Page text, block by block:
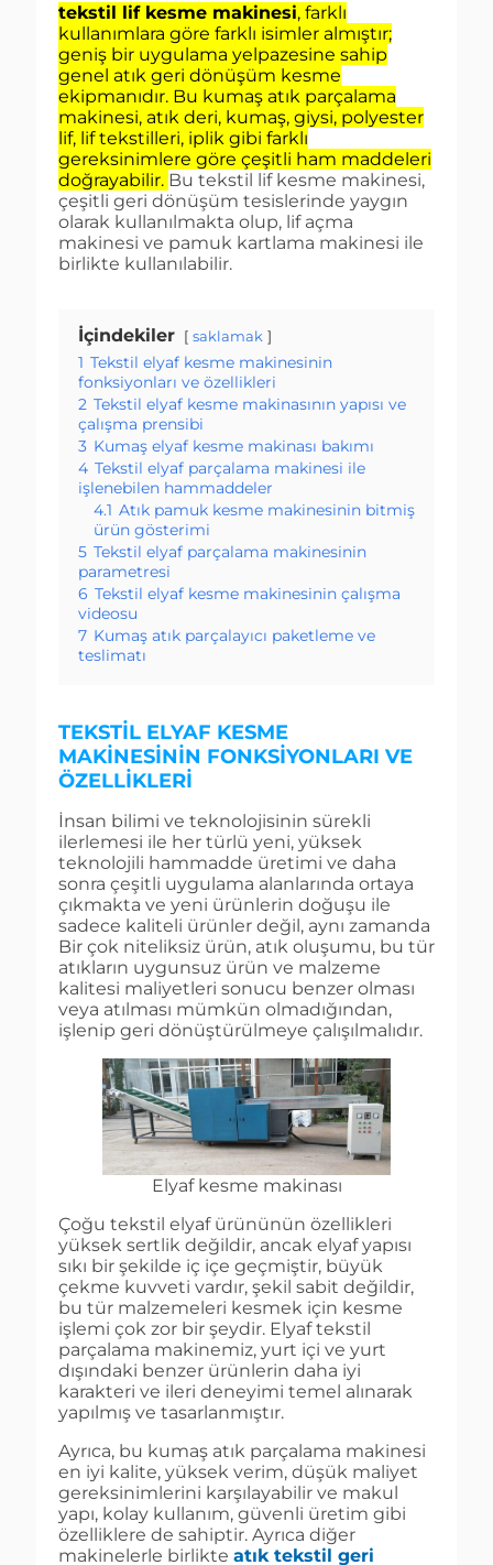
tekstil lif kesme makinesi, farklı
kullanımlara göre farklı isimler almıştır;
geniş bir uygulama yelpazesine sahip
genel atık geri dönüşüm kesme
ekipmanıdır. Bu kumaş atık parçalama
makinesi, atık deri, kumaş, giysi, polyester
lif, lif tekstilleri, iplik gibi farklı
gereksinimlere göre çeşitli ham maddeleri
doğrayabilir. Bu tekstil lif kesme makinesi,
çeşitli geri dönüşüm tesislerinde yaygın
olarak kullanılmakta olup, lif açma
makinesi ve pamuk kartlama makinesi ile
birlikte kullanılabilir.
İçindekiler saklamak
1 Tekstil elyaf kesme makinesinin
fonksiyonları ve özellikleri
2 Tekstil elyaf kesme makinasının yapısı ve
çalışma prensibi
3 Kumaş elyaf kesme makinası bakımı
4 Tekstil elyaf parçalama makinesi ile
işlenebilen hammaddeler
4.1 Atık pamuk kesme makinesinin bitmiş
ürün gösterimi
5 Tekstil elyaf parçalama makinesinin
parametresi
6 Tekstil elyaf kesme makinesinin çalışma
videosu
7 Kumaş atık parçalayıcı paketleme ve
teslimatı
TEKSTIL ELYAF KESME
MAKINESININ FONKSIYONLARI VE
ÖZELLIKLERI
İnsan bilimi ve teknolojisinin sürekli
ilerlemesi ile her türlü yeni, yüksek
teknolojili hammadde üretimi ve daha
sonra çeşitli uygulama alanlarında ortaya
çıkmakta ve yeni ürünlerin doğuşu ile
sadece kaliteli ürünler değil, aynı zamanda
Bir çok niteliksiz ürün, atık oluşumu, bu tür
atıkların uygunsuz ürün ve malzeme
kalitesi maliyetleri sonucu benzer olması
veya atılması mümkün olmadığından,
işlenip geri dönüştürülmeye çalışılmalıdır.
Elyaf kesme makinası
Çoğu tekstil elyaf ürününün özellikleri
yüksek sertlik değildir, ancak elyaf yapısı
sıkı bir şekilde iç içe geçmiştir, büyük
çekme kuvveti vardır, şekil sabit değildir,
bu tür malzemeleri kesmek için kesme
işlemi çok zor bir şeydir. Elyaf tekstil
parçalama makinemiz, yurt içi ve yurt
dışındaki benzer ürünlerin daha iyi
karakteri ve ileri deneyimi temel alınarak
yapılmış ve tasarlanmıştır.
Ayrıca, bu kumaş atık parçalama makinesi
en iyi kalite, yüksek verim, düşük maliyet
gereksinimlerini karşılayabilir ve makul
yapı, kolay kullanım, güvenli üretim gibi
özelliklere de sahiptir. Ayrıca diğer
makinelerle birlikte atık tekstil geri